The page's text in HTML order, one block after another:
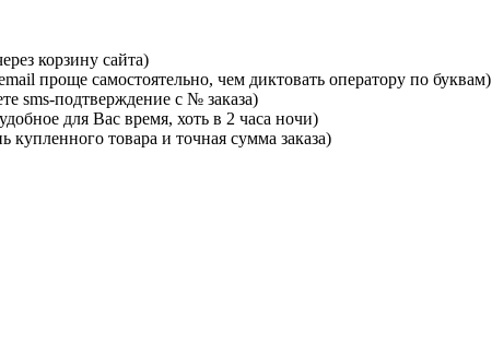
корзину сайта)
проще самостоятельно, чем диктовать оператору по буквам)
sms-подтверждение с № заказа)
для Вас время, хоть в 2 часа ночи)
купленного товара и точная сумма заказа)